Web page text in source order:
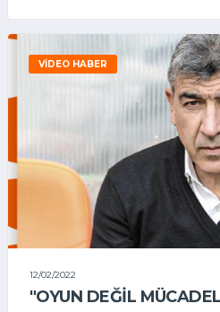
VIDEO HABER
12/02/2022
"OYUN DEĞİL